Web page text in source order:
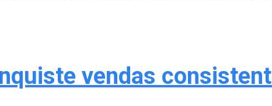
vendas